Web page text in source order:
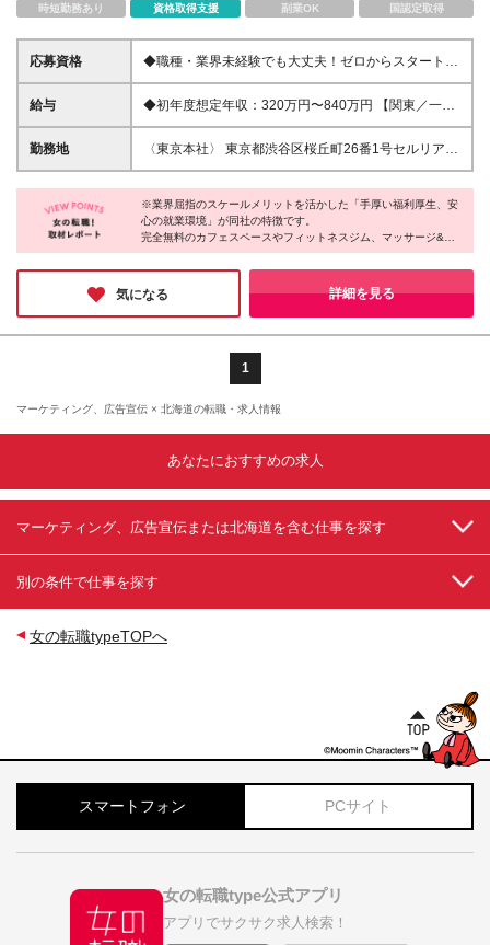
時短勤務あり
資格取得支援 副業OK 国認定取得
応募資格
◆職種・業界未経験でも大丈夫！ゼロからスタートを
応援！ ◆第二新卒の方も大歓迎！新たなチャレンジ
をサポート！ ◆主婦（夫）の方もぜひご応募くださ
あなたのやる気を重視します！ ◆全国47都道府県ど
こからでもOK！あなたのライフスタイルに合わせて
給与
◆初年度想定年収：320万円〜840万円 【関東／一都
三県】月給24万円〜70万円 【関西・東海地方】月給
23万円〜65万円 【その他の地方等】月給22万円〜60
含） 固定残業代は7時間分・時間超過分は追加支給 ≪
月給例≫ ・月給54万円（29歳／入社3年目） ・月給
38万円（26歳／入社2年目） ・月給28万円（24歳／
態は契約社員です。そのほかの条件に変更はありませ
ん。
勤務地
〈東京本社〉 東京都渋谷区桜丘町26番1号セルリアン
タワー7階（最寄駅：渋谷駅徒歩5分） 〈大阪ブラン
チ〉 大阪府大阪市北区大深町3-1 グランフロント大阪
タワーB23階 〈札幌ブランチ〉 北海道中央区北2条西
3丁目1 敷島ビル5階 〈福岡ブランチ〉 福岡県福岡市
中央区天神2丁目7番21号 天神プライム 〈仙台ブラン
チ〉 宮城県仙台市青葉区本町1丁目1番1号 アジュー
ル仙台15階 日本全国47都道府県で勤務可能 ＜フルリ
モート勤務も可能＞ 職種・経験・スキルを考慮して
た後にフルリモート可能となります。 ＜ご自宅の近
くでの勤務も可能＞ 就業場所は事業所や提携企業含
め日本全国47都道府県にありますので、地方の方でも
※業界屈指のスケールメリットを活かした「手厚い福利厚生、安
心の就業環境」が同社の特徴です。
完全無料のカフェスペースやフィットネスジム、マッサージ&お
ひるねスペースなどがあり、パパさん・ママさんが利用できる託
児所も用意されています。
お休みに関しては年間休日は最大130日で、5日以上の連続休暇も
取得OK。
「安心して働きながら、スキルもキャリアも高めたい」という方
には最良の環境がここにあります！
気になる 詳細を見る
1
マーケティング、広告宣伝 × 北海道の転職・求人情報
あなたにおすすめの求人
マーケティング、広告宣伝または北海道を含む仕事を探す
別の条件で仕事を探す
女の転職typeTOPへ
スマートフォン PCサイト
女の転職type公式アプリ
アプリでサクサク求人検索！